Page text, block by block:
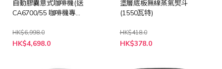
自動膠囊意式咖啡機(送
CA6700/55 咖啡機專用
送完即止)
HK$6,998.0
特
殊
HK$4,698.0
塗層底板無線蒸氣熨斗
(1550瓦特)
HK$418.0
特
殊
HK$378.0